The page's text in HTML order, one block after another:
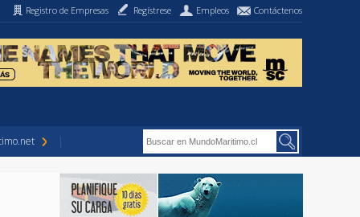
Registro de Empresas Regístrese Empleos Contáctenos